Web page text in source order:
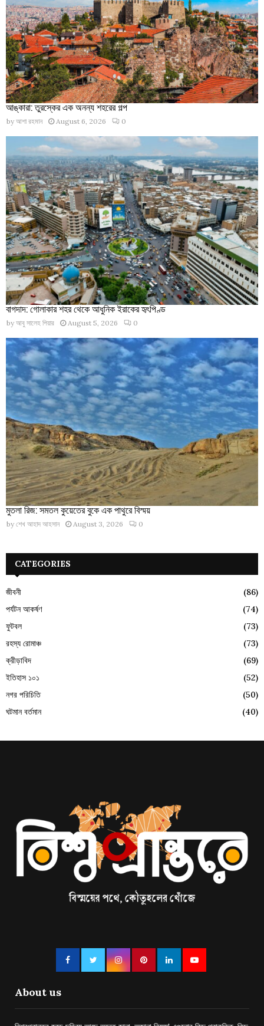
আঙ্কারা: তুরস্কের এক অনন্য শহরের গল্প
by আশা রহমান August 6, 2026 0
বাগদাদ: গোলাকার শহর থেকে আধুনিক ইরাকের হৃৎপিণ্ড
by আবু সালেহ পিয়ার August 5, 2026 0
মুতলা রিজ: সমতল কুয়েতের বুকে এক পাথুরে বিস্ময়
by শেখ আহাদ আহসান August 3, 2026 0
CATEGORIES
জীবনী
(86)
পর্যটন আকর্ষণ
(74)
ফুটবল
(73)
রহস্য রোমাঞ্চ
(73)
ক্রীড়াবিদ
(69)
ইতিহাস ১০১
(52)
নগর পরিচিতি
(50)
ঘটমান বর্তমান
(40)
About us